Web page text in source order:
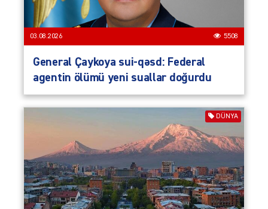
03.08.2026 5508
General Çaykoya sui-qəsd: Federal
agentin ölümü yeni suallar doğurdu
DÜNYA